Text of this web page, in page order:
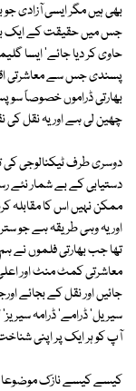
بھی ہیں مگر ایسی آزادی
جس میں حقیقت کے ایک بے
حاوی کر دیا جائے' ایسا
پسندی جس سے معاشرتی
بھارتی ڈراموں خصوصاً
چھین لی ہے اور یہ نقل کی
دوسری طرف ٹیکنالوجی
دستیابی کے بے شمار نئے
ممکن نہیں اس کا مقابلہ
اور یہ وہی طریقہ ہے جو
تھا جب بھارتی فلموں نے
معاشرتی کمٹ منٹ اور
جائیں اور نقل کے بجائے
سیریل' ڈرامے' ڈرامہ
آپ کو ہر ایک پر اپنی
کیسے کیسے نازک